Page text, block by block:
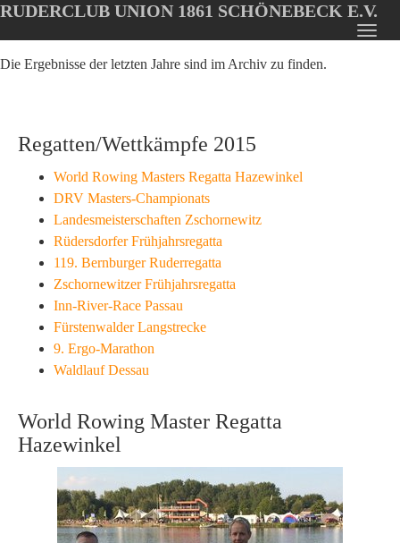
Oops, an error occurred! Code: 20260806214103b588468f
to
RUDERCLUB UNION 1861 SCHÖNEBECK E.V.
Die Ergebnisse der letzten Jahre sind im Archiv zu finden.
Regatten/Wettkämpfe 2015
World Rowing Masters Regatta Hazewinkel
DRV Masters-Championats
Landesmeisterschaften Zschornewitz
Rüdersdorfer Frühjahrsregatta
119. Bernburger Ruderregatta
Zschornewitzer Frühjahrsregatta
Inn-River-Race Passau
Fürstenwalder Langstrecke
9. Ergo-Marathon
Waldlauf Dessau
World Rowing Master Regatta
Hazewinkel